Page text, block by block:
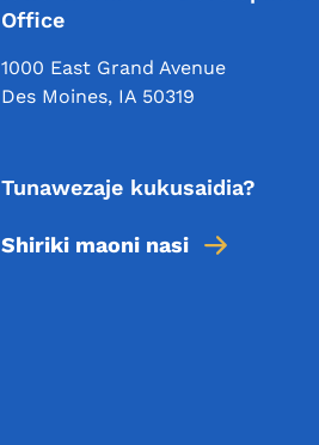
Office
1000 East Grand Avenue
Des Moines, IA 50319
Tunawezaje kukusaidia?
Shiriki maoni nasi